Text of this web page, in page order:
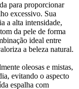
para proporcionar
excessivo. Sua
a alta intensidade,
da pele de forma
ideal entre
a beleza natural.
oleosas e mistas,
evitando o aspecto
espalha com